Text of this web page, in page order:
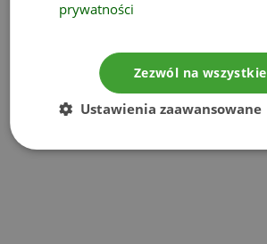
prywatności
Zezwól na wszystkie
Ustawienia zaawansowane